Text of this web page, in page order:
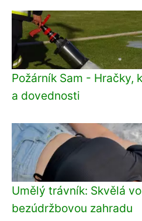
Požárník Sam - Hračky,
a dovednosti
Umělý trávník: Skvělá
bezúdržbovou zahradu